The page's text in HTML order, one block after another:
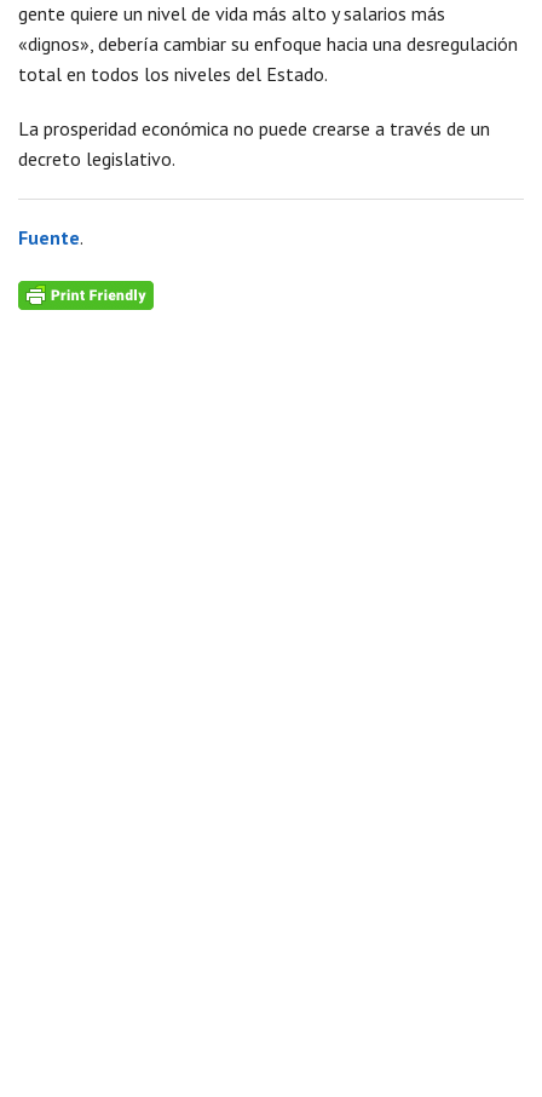
gente quiere un nivel de vida más alto y salarios más
«dignos», debería cambiar su enfoque hacia una desregulación
total en todos los niveles del Estado.
La prosperidad económica no puede crearse a través de un
decreto legislativo.
Fuente.